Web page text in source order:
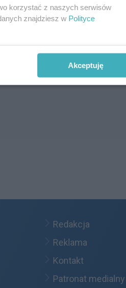
Redakcja
Reklama
Kontakt
Patronat medialny
korzystać z naszych serwisów
znajdziesz w Polityce
Akceptuję